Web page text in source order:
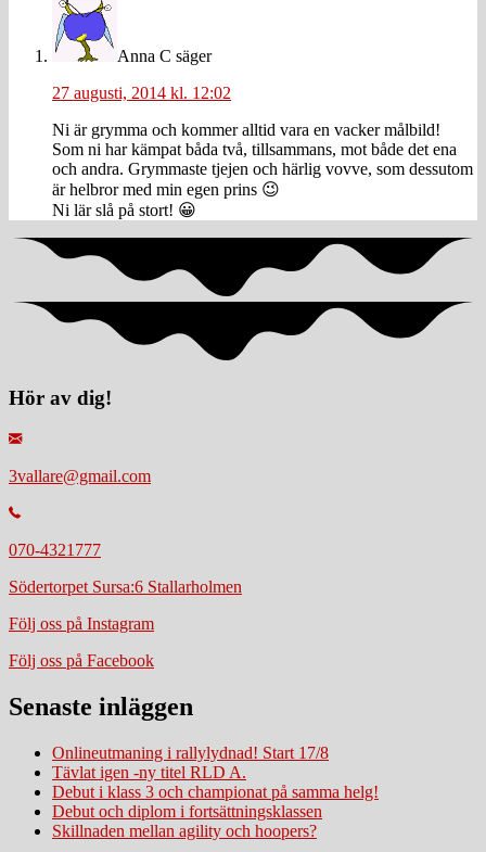
Anna C säger
27 augusti, 2014 kl. 12:02
Ni är grymma och kommer alltid vara en vacker målbild!
Som ni har kämpat båda två, tillsammans, mot både det ena
och andra. Grymmaste tjejen och härlig vovve, som dessutom
är helbror med min egen prins 😉
Ni lär slå på stort! 😀
Hör av dig!
3vallare@gmail.com
070-4321777
Södertorpet Sursa:6 Stallarholmen
Följ oss på Instagram
Följ oss på Facebook
Senaste inläggen
Onlineutmaning i rallylydnad! Start 17/8
Tävlat igen -ny titel RLD A.
Debut i klass 3 och championat på samma helg!
Debut och diplom i fortsättningsklassen
Skillnaden mellan agility och hoopers?